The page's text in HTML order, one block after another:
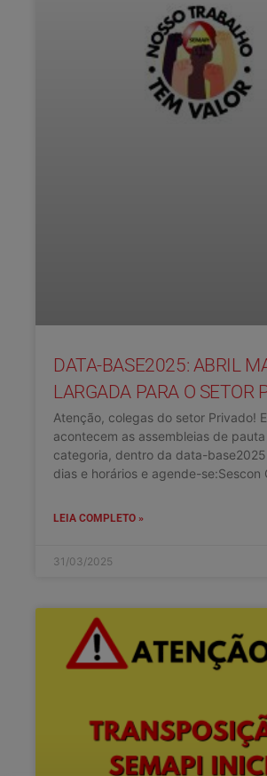
DATA-BASE2025: ABRIL
LARGADA PARA O SETOR
Atenção, colegas do setor Privado!
acontecem as assembleias de
categoria, dentro da data-
dias e horários e agende-se:Sescon
LEIA COMPLETO »
31/03/2025